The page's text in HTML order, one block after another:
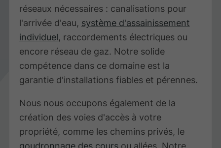
réseaux nécessaires : canalisations pour
l'arrivée d'eau, système d'assainissement
individuel, raccordements électriques ou
encore réseau de gaz. Notre solide
compétence dans ce domaine est la
garantie d'installations fiables et pérennes.
Nous nous occupons également de la
création des voies d'accès à votre
propriété, comme les chemins privés, le
goudronnage des coursou allées. Notre